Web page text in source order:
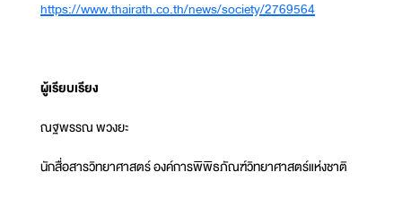
https://www.thairath.co.th/news/society/2769564
ผู้เรียบเรียง
ณฐพรรณ พวงยะ
นักสื่อสารวิทยาศาสตร์ องค์การพิพิธภัณฑ์วิทยาศาสตร์แห่งชาติ